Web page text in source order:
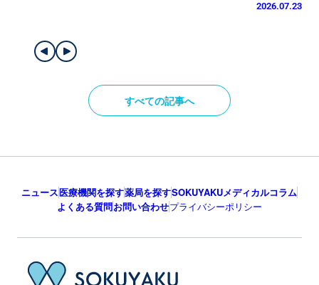
2026.07.23
すべての記事へ
ニュース医療機関を探す薬局を探すSOKUYAKUメディカルコラム
よくある質問お問い合わせプライバシーポリシー